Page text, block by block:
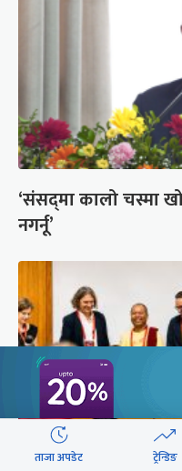
‘संसद्‍मा कालो चस्मा
नगर्नू’
ताजा अपडेट ट्रेन्डिङ